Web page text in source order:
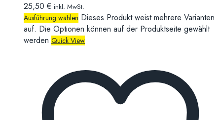
25,50€ inkl. MwSt.
Ausführung wählen Dieses Produkt weist mehrere Varianten
auf. Die Optionen können auf der Produktseite gewählt
werden Quick View